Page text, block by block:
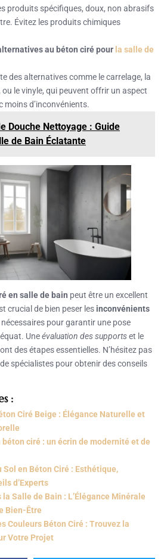
produits spécifiques, doux, non abrasifs
Évitez les produits chimiques
au béton ciré pour la salle de
des alternatives comme le carrelage, la
ou le vinyle, qui peuvent offrir un aspect
moins d’inconvénients.
Douche Nettoyage : Guide
de Bain Éclatante
en salle de bain peut être un excellent
crucial de bien peser les inconvénients
pour garantir une pose
Uneévaluation des supportset le
des étapes essentielles. N’hésitez pas
spécialistes pour obtenir des conseils
:
Ciré Beige : Élégance Naturelle et
béton ciré : un écrin de modernité et de
Sol en Béton Ciré : Esthétique,
d’Experts
la Salle de Bain : L’Élégance Minérale
Bien-Être
Couleurs Béton Ciré : Trouvez la
Votre Projet